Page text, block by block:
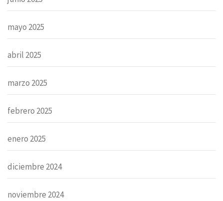
mayo 2025
abril 2025
marzo 2025
febrero 2025
enero 2025
diciembre 2024
noviembre 2024